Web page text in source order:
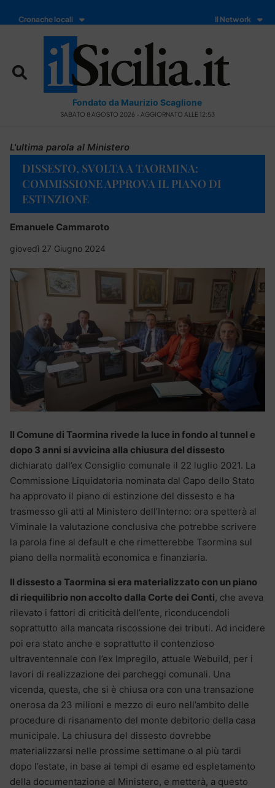
Cronache locali Il Network
Fondato da Maurizio Scaglione
SABATO 8 AGOSTO 2026 - AGGIORNATO ALLE 12:53
L'ultima parola al Ministero
DISSESTO, SVOLTA A TAORMINA:
COMMISSIONE APPROVA IL PIANO DI
ESTINZIONE
Emanuele Cammaroto
giovedì 27 Giugno 2024
Il Comune di Taormina rivede la luce in fondo al tunnel e
dopo 3 anni si avvicina alla chiusura del dissesto
dichiarato dall’ex Consiglio comunale il 22 luglio 2021. La
Commissione Liquidatoria nominata dal Capo dello Stato
ha approvato il piano di estinzione del dissesto e ha
trasmesso gli atti al Ministero dell’Interno: ora spetterà al
Viminale la valutazione conclusiva che potrebbe scrivere
la parola fine al default e che rimetterebbe Taormina sul
piano della normalità economica e finanziaria.
Il dissesto a Taormina si era materializzato con un piano
di riequilibrio non accolto dalla Corte dei Conti, che aveva
rilevato i fattori di criticità dell’ente, riconducendoli
soprattutto alla mancata riscossione dei tributi. Ad incidere
poi era stato anche e soprattutto il contenzioso
ultraventennale con l’ex Impregilo, attuale Webuild, per i
lavori di realizzazione dei parcheggi comunali. Una
vicenda, questa, che si è chiusa ora con una transazione
onerosa da 23 milioni e mezzo di euro nell’ambito delle
procedure di risanamento del monte debitorio della casa
municipale. La chiusura del dissesto dovrebbe
materializzarsi nelle prossime settimane o al più tardi
dopo l’estate, in base ai tempi di esame ed espletamento
della documentazione al Ministero, e metterà, a questo